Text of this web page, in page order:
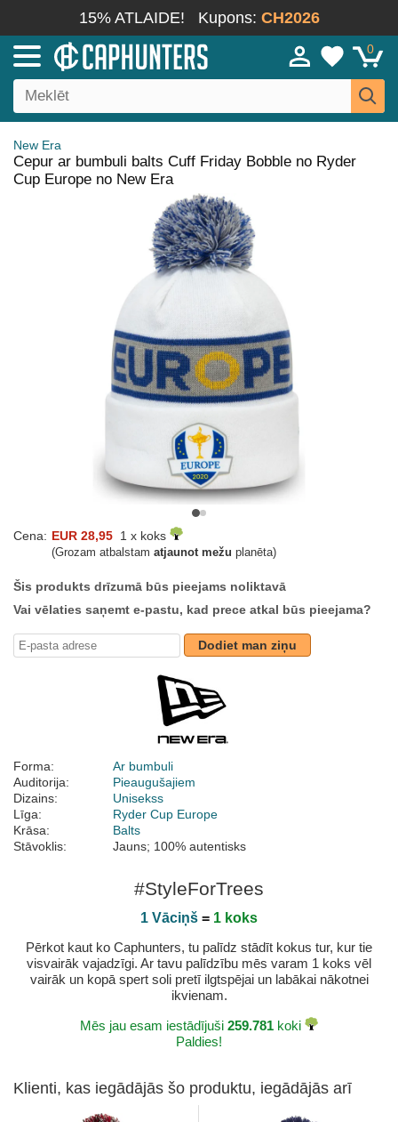
15% ATLAIDE! Kupons: CH2026
0
New Era
Cepur ar bumbuli balts Cuff Friday Bobble no Ryder
Cup Europe no New Era
Cena: EUR 28,95 1 x koks
(Grozam atbalstam atjaunot mežu planēta)
Šis produkts drīzumā būs pieejams noliktavā
Vai vēlaties saņemt e-pastu, kad prece atkal būs pieejama?
Dodiet man ziņu
Forma:
Ar bumbuli
Auditorija:
Pieaugušajiem
Dizains:
Unisekss
Līga:
Ryder Cup Europe
Krāsa:
Balts
Stāvoklis:
Jauns; 100% autentisks
#StyleForTrees
1 Vāciņš = 1 koks
Pērkot kaut ko Caphunters, tu palīdz stādīt kokus tur, kur tie
visvairāk vajadzīgi. Ar tavu palīdzību mēs varam 1 koks vēl
vairāk un kopā spert soli pretī ilgtspējai un labākai nākotnei
ikvienam.
Mēs jau esam iestādījuši 259.781 koki
Paldies!
Klienti, kas iegādājās šo produktu, iegādājās arī